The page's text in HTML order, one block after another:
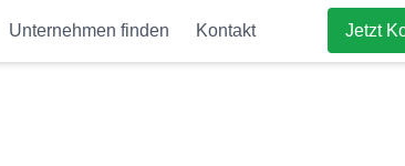
Unternehmen finden Kontakt Jetzt